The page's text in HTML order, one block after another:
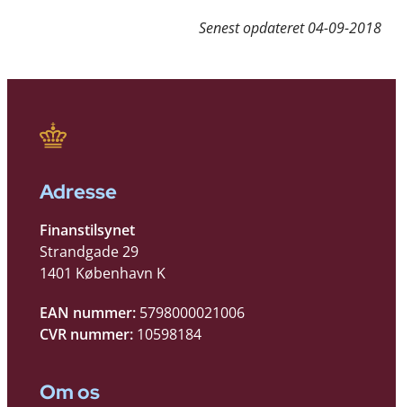
Senest opdateret04-09-2018
Adresse
Finanstilsynet
Strandgade 29
1401 København K
EAN nummer: 5798000021006
CVR nummer: 10598184
Om os